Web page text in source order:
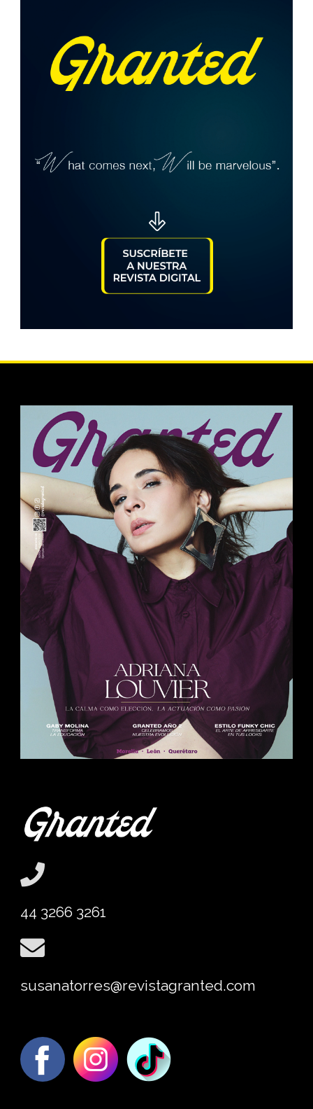
44 3266 3261
susanatorres@revistagranted.com